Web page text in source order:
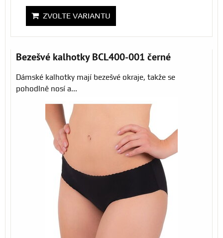
ZVOLTE VARIANTU
Bezešvé kalhotky BCL400-001 černé
Dámské kalhotky mají bezešvé okraje, takže se
pohodlně nosí a...